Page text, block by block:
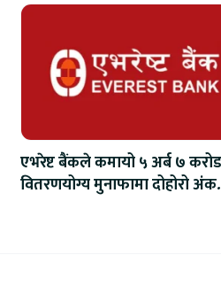
एभरेष्ट बैंकले कमायो ५ अर्ब ७
वितरणयोग्य मुनाफामा दोहोरो